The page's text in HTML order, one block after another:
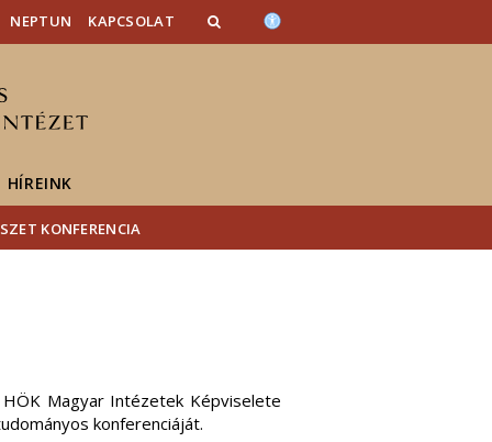
NEPTUN KAPCSOLAT
HÍREINK
KONFERENCIA
Magyar Intézetek Képviselete
konferenciáját.